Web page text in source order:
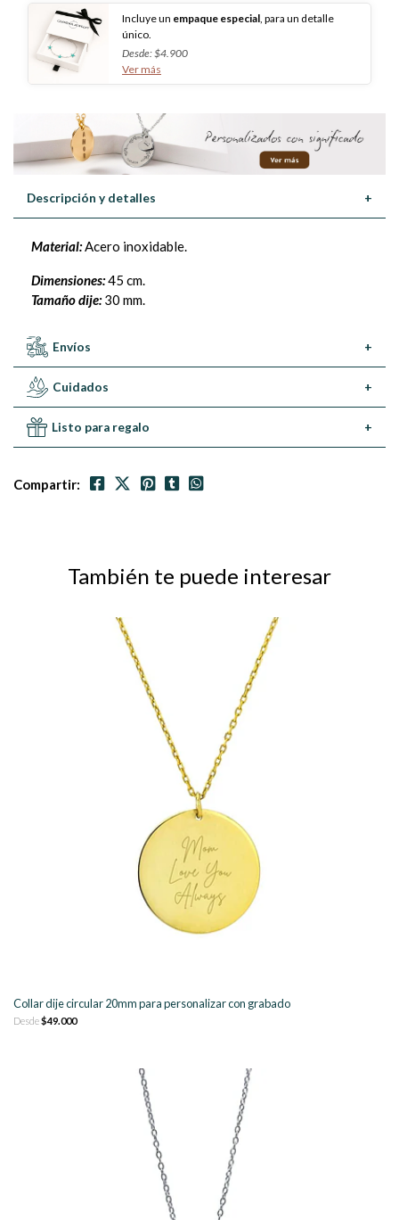
Incluye un empaque especial , para un detalle
único.
Desde: $4.900
Ver más
Descripción y detalles +
Material:Acero inoxidable.
Dimensiones:45 cm.
Tamaño dije:30 mm.
Envíos +
Cuidados +
Listo para regalo +
Compartir:
También te puede interesar
Collar dije circular 20mm para personalizar con grabado
Desde$49.000